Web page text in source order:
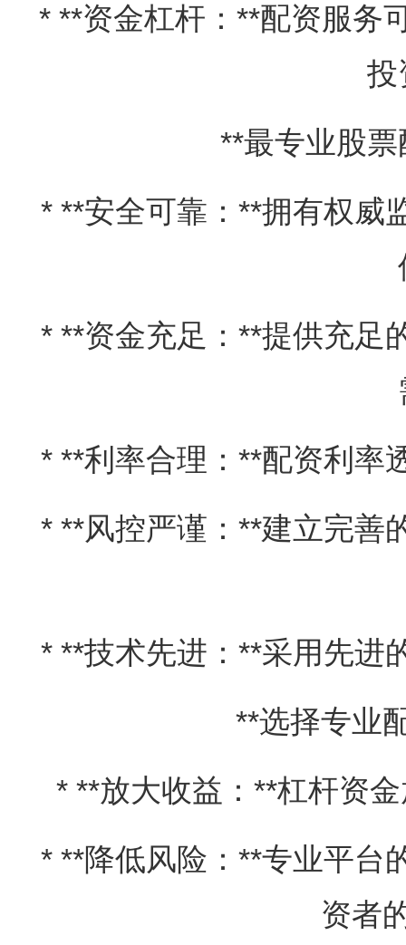
* **资金杠杆：**配资服务
投
**最专业股
* **安全可靠：**拥有权威
* **资金充足：**提供充足
* **利率合理：**配资利率
* **风控严谨：**建立完善
* **技术先进：**采用先进
**选择专业
* **放大收益：**杠杆资
* **降低风险：**专业平台
资者